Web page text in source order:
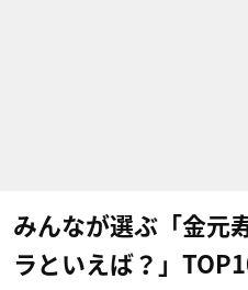
みんなが選ぶ「金元
ラといえば？」